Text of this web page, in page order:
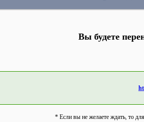
Вы будете
* Если вы не желаете ждать, то